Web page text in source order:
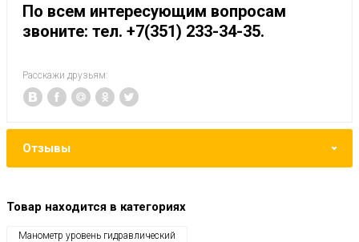
По всем интересующим вопросам
звоните: тел. +7(351) 233-34-35.
Расскажи друзьям:
Отзывы
Товар находится в категориях
Манометр уровень гидравлический